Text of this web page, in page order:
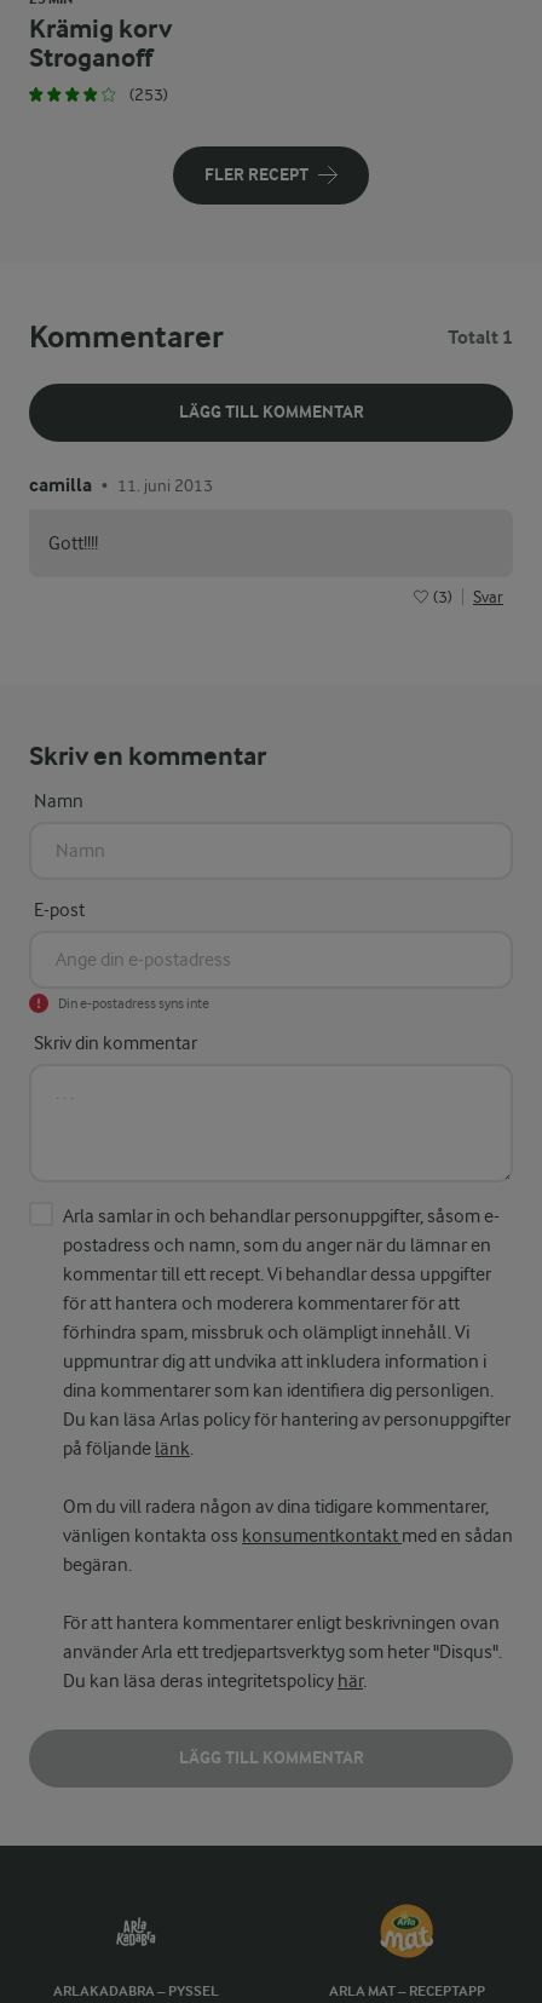
Krämig korv
Stroganoff
(253)
FLER RECEPT
Kommentarer Totalt 1
LÄGG TILL KOMMENTAR
camilla • 11. juni 2013
Gott!!!!
(3) Svar
Skriv en kommentar
Namn
E-post
Din e-postadress syns inte
Skriv din kommentar
Arla samlar in och behandlar personuppgifter, såsom e-
postadress och namn, som du anger när du lämnar en
kommentar till ett recept. Vi behandlar dessa uppgifter
för att hantera och moderera kommentarer för att
förhindra spam, missbruk och olämpligt innehåll. Vi
uppmuntrar dig att undvika att inkludera information i
dina kommentarer som kan identifiera dig personligen.
Du kan läsa Arlas policy för hantering av personuppgifter
på följande länk.
Om du vill radera någon av dina tidigare kommentarer,
vänligen kontakta oss konsumentkontakt med en sådan
begäran.
För att hantera kommentarer enligt beskrivningen ovan
använder Arla ett tredjepartsverktyg som heter "Disqus".
Du kan läsa deras integritetspolicy här.
LÄGG TILL KOMMENTAR
ARLAKADABRA – PYSSEL
ARLA MAT – RECEPTAPP